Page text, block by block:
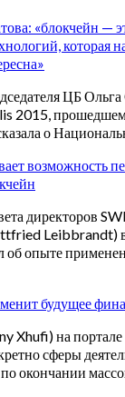
«блокчейн —
которая
ЦБ
2015, прошедшем
о
возможность
директоров
Leibbrandt)
об опыте
будущее
Xhufi) на
сферы
окончании